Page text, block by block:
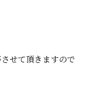
せて頂きますので